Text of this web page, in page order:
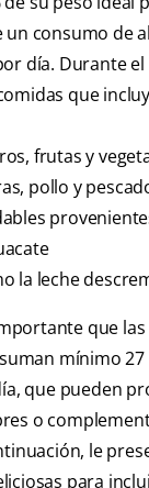
un consumo de
día. Durante
que
frutas y
pollo y
la leche
que
mínimo
que pueden
o
le
para